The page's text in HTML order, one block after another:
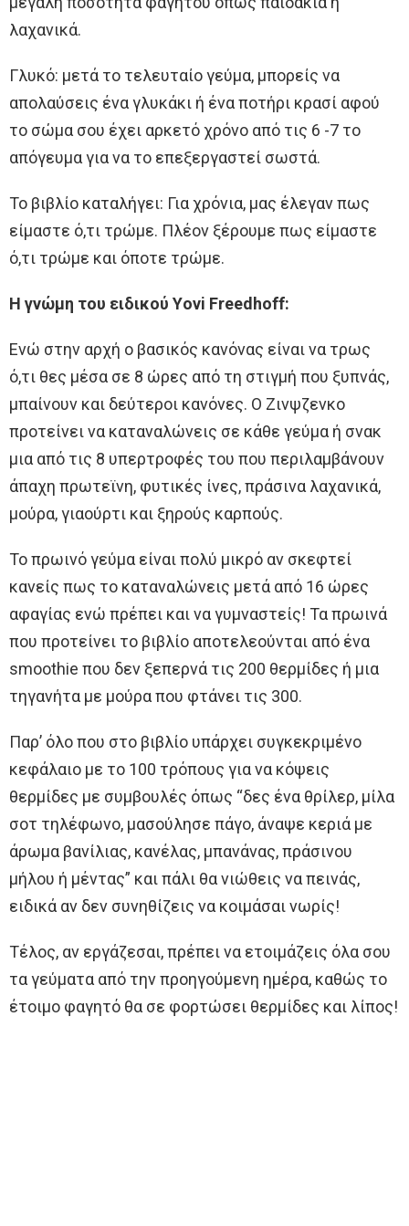
λαχανικά.
Γλυκό: μετά το τελευταίο γεύμα, μπορείς να
απολαύσεις ένα γλυκάκι ή ένα ποτήρι κρασί αφού
το σώμα σου έχει αρκετό χρόνο από τις 6 -7 το
απόγευμα για να το επεξεργαστεί σωστά.
Το βιβλίο καταλήγει: Για χρόνια, μας έλεγαν πως
είμαστε ό,τι τρώμε. Πλέον ξέρουμε πως είμαστε
ό,τι τρώμε και όποτε τρώμε.
H γνώμη του ειδικού Υovi Freedhoff:
Ενώ στην αρχή ο βασικός κανόνας είναι να τρως
ό,τι θες μέσα σε 8 ώρες από τη στιγμή που ξυπνάς,
μπαίνουν και δεύτεροι κανόνες. Ο Ζινψζενκο
προτείνει να καταναλώνεις σε κάθε γεύμα ή σνακ
μια από τις 8 υπερτροφές του που περιλαμβάνουν
άπαχη πρωτεϊνη, φυτικές ίνες, πράσινα λαχανικά,
μούρα, γιαούρτι και ξηρούς καρπούς.
Το πρωινό γεύμα είναι πολύ μικρό αν σκεφτεί
κανείς πως το καταναλώνεις μετά από 16 ώρες
αφαγίας ενώ πρέπει και να γυμναστείς! Τα πρωινά
που προτείνει το βιβλίο αποτελεούνται από ένα
smoothie που δεν ξεπερνά τις 200 θερμίδες ή μια
τηγανήτα με μούρα που φτάνει τις 300.
Παρ’ όλο που στο βιβλίο υπάρχει συγκεκριμένο
κεφάλαιο με το 100 τρόπους για να κόψεις
θερμίδες με συμβουλές όπως “δες ένα θρίλερ, μίλα
σοτ τηλέφωνο, μασούλησε πάγο, άναψε κεριά με
άρωμα βανίλιας, κανέλας, μπανάνας, πράσινου
μήλου ή μέντας” και πάλι θα νιώθεις να πεινάς,
ειδικά αν δεν συνηθίζεις να κοιμάσαι νωρίς!
Τέλος, αν εργάζεσαι, πρέπει να ετοιμάζεις όλα σου
τα γεύματα από την προηγούμενη ημέρα, καθώς το
έτοιμο φαγητό θα σε φορτώσει θερμίδες και λίπος!